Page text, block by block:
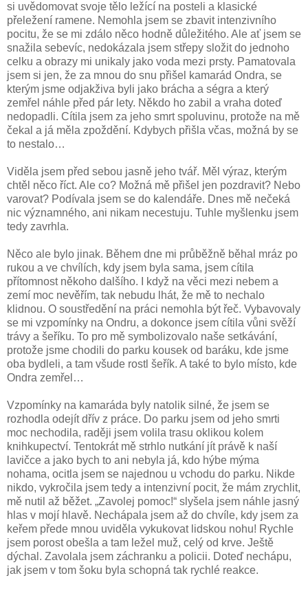
si uvědomovat svoje tělo ležící na posteli a klasické
přeležení ramene. Nemohla jsem se zbavit intenzivního
pocitu, že se mi zdálo něco hodně důležitého. Ale ať jsem se
snažila sebevíc, nedokázala jsem střepy složit do jednoho
celku a obrazy mi unikaly jako voda mezi prsty. Pamatovala
jsem si jen, že za mnou do snu přišel kamarád Ondra, se
kterým jsme odjakživa byli jako brácha a ségra a který
zemřel náhle před pár lety. Někdo ho zabil a vraha doteď
nedopadli. Cítila jsem za jeho smrt spoluvinu, protože na mě
čekal a já měla zpoždění. Kdybych přišla včas, možná by se
to nestalo…
Viděla jsem před sebou jasně jeho tvář. Měl výraz, kterým
chtěl něco říct. Ale co? Možná mě přišel jen pozdravit? Nebo
varovat? Podívala jsem se do kalendáře. Dnes mě nečeká
nic významného, ani nikam necestuju. Tuhle myšlenku jsem
tedy zavrhla.
Něco ale bylo jinak. Během dne mi průběžně běhal mráz po
rukou a ve chvílích, kdy jsem byla sama, jsem cítila
přítomnost někoho dalšího. I když na věci mezi nebem a
zemí moc nevěřím, tak nebudu lhát, že mě to nechalo
klidnou. O soustředění na práci nemohla být řeč. Vybavovaly
se mi vzpomínky na Ondru, a dokonce jsem cítila vůni svěží
trávy a šeříku. To pro mě symbolizovalo naše setkávání,
protože jsme chodili do parku kousek od baráku, kde jsme
oba bydleli, a tam všude rostl šeřík. A také to bylo místo, kde
Ondra zemřel…
Vzpomínky na kamaráda byly natolik silné, že jsem se
rozhodla odejít dřív z práce. Do parku jsem od jeho smrti
moc nechodila, raději jsem volila trasu oklikou kolem
knihkupectví. Tentokrát mě strhlo nutkání jít právě k naší
lavičce a jako bych to ani nebyla já, kdo hýbe mýma
nohama, ocitla jsem se najednou u vchodu do parku. Nikde
nikdo, vykročila jsem tedy a intenzivní pocit, že mám zrychlit,
mě nutil až běžet. „Zavolej pomoc!“ slyšela jsem náhle jasný
hlas v mojí hlavě. Nechápala jsem až do chvíle, kdy jsem za
keřem přede mnou uviděla vykukovat lidskou nohu! Rychle
jsem porost obešla a tam ležel muž, celý od krve. Ještě
dýchal. Zavolala jsem záchranku a policii. Doteď nechápu,
jak jsem v tom šoku byla schopná tak rychlé reakce.